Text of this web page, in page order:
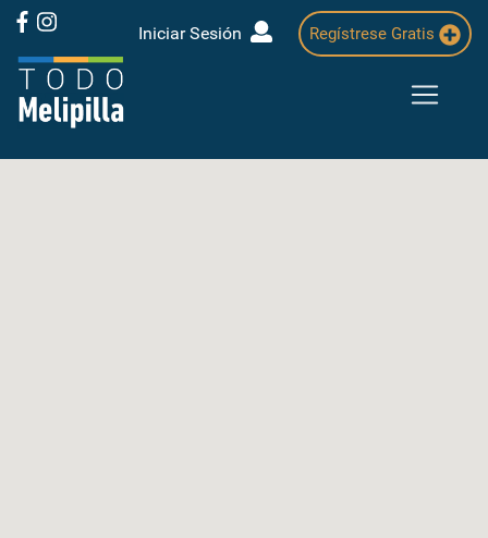
Iniciar Sesión Regístrese Gratis